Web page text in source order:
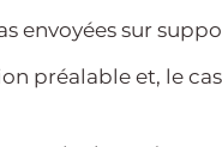
envoyées sur
préalable et, le